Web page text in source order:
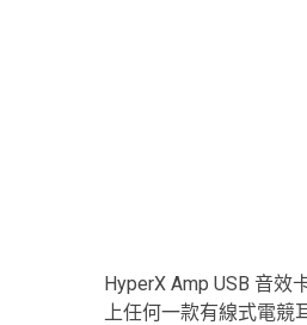
HyperX Amp USB 音效
上任何一款有線式電